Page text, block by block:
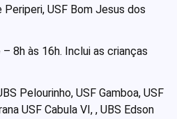
Periperi, USF Bom Jesus dos
8h às 16h. Inclui as crianças
Pelourinho, USF Gamboa, USF
USF Cabula VI, , UBS Edson